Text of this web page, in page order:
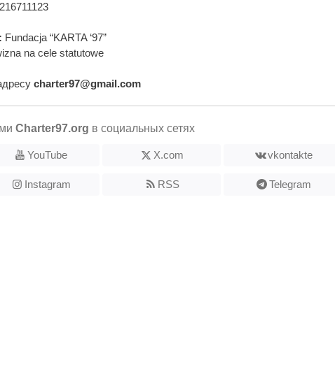
Fundacja “KARTA ‘97”
na cele statutowe
charter97@gmail.com
Charter97.org в социальных сетях
YouTube X.com vkontakte
Instagram RSS Telegram